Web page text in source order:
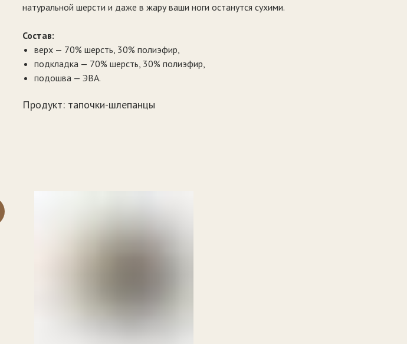
натуральной шерсти и даже в жару ваши ноги останутся сухими.
Состав:
верх — 70% шерсть, 30% полиэфир,
подкладка — 70% шерсть, 30% полиэфир,
подошва — ЭВА.
Продукт: тапочки-шлепанцы